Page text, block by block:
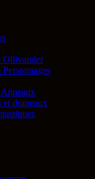
Ollivander
et drapeaux